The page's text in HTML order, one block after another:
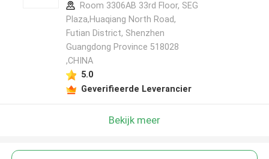
Room 3306AB 33rd Floor, SEG
Plaza,Huaqiang North Road,
Futian District, Shenzhen
Guangdong Province 518028
,CHINA
5.0
Geverifieerde Leverancier
Bekijk meer